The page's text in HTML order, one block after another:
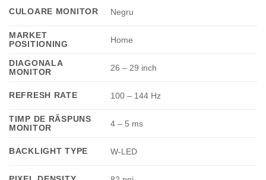
CULOARE MONITOR Negru
MARKET
POSITIONING
Home
DIAGONALA
MONITOR
26 – 29 inch
REFRESH RATE 100 – 144 Hz
TIMP DE RĂSPUNS
MONITOR
4 – 5 ms
BACKLIGHT TYPE W-LED